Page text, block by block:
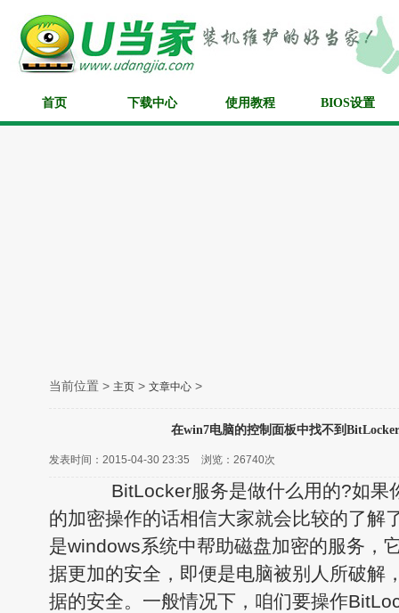
首页 下载中心 使用教程 BIOS设置
当前位置 > 主页 > 文章中心 >
在win7电脑的控制面板中找不到
发表时间：2015-04-30 23:35 浏览： 26740次
BitLocker服务是做什么用的?如果
的加密操作的话相信大家就会比较的了解
是windows系统中帮助磁盘加密的服务，
据更加的安全，即便是电脑被别人所破解
据的安全。一般情况下，咱们要操作